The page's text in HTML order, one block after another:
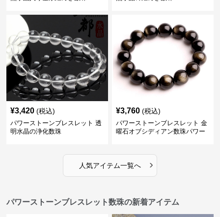
¥3,420 (税込)
パワーストーンブレスレット 透
明水晶の浄化数珠
¥3,760 (税込)
パワーストーンブレスレット 金
曜石オブシディアン数珠パワー
人気アイテム一覧へ ›
パワーストーンブレスレット数珠の新着アイテム